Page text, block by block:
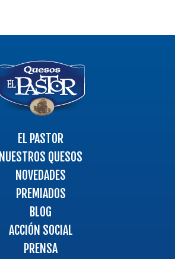
EL PASTOR
NUESTROS QUESOS
NOVEDADES
PREMIADOS
BLOG
ACCIÓN SOCIAL
PRENSA